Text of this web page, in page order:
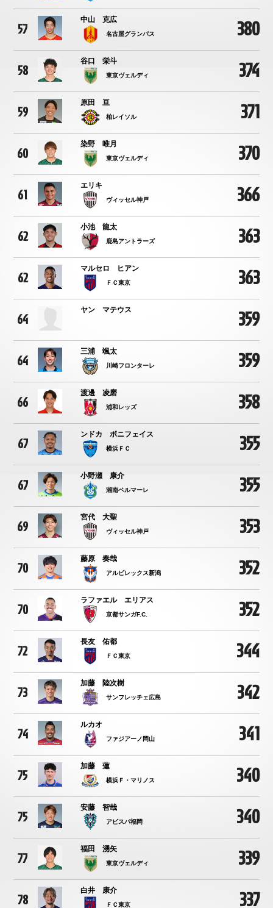
57
中山 克広
名古屋グランパス 380
58
谷口 栄斗
東京ヴェルディ 374
59
原田 亘
柏レイソル 371
60
染野 唯月
東京ヴェルディ 370
61
エリキ
ヴィッセル神戸 366
62
小池 龍太
鹿島アントラーズ 363
62
マルセロ ヒアン
ＦＣ東京 363
64
ヤン マテウス 359
64
三浦 颯太
川崎フロンターレ 359
66
渡邊 凌磨
浦和レッズ 358
67
ンドカ ボニフェイス
横浜ＦＣ 355
67
小野瀬 康介
湘南ベルマーレ 355
69
宮代 大聖
ヴィッセル神戸 353
70
藤原 奏哉
アルビレックス新潟 352
70
ラファエル エリアス
京都サンガF.C. 352
72
長友 佑都
ＦＣ東京 344
73
加藤 陸次樹
サンフレッチェ広島 342
74
ルカオ
ファジアーノ岡山 341
75
加藤 蓮
横浜Ｆ・マリノス 340
75
安藤 智哉
アビスパ福岡 340
77
福田 湧矢
東京ヴェルディ 339
78
白井 康介
ＦＣ東京 337